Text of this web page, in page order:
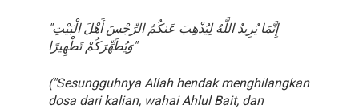
"إِنَّمَا يُرِيدُ اللَّهُ لِيُذْهِبَ عَنكُمُ الرِّجْسَ أَهْلَ الْبَيْتِ
وَيُطَهِّرَكُمْ تَطْهِيرًا"
("Sesungguhnya Allah hendak menghilangkan
dosa dari kalian, wahai Ahlul Bait, dan